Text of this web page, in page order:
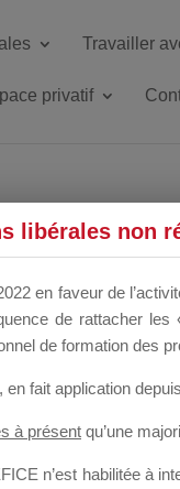
Travailler
privatif
libérales non
en faveur de
de rattacher
de formation des
, en fait application
à présent qu’une
n’est habilitée à